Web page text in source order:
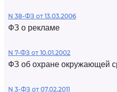
N 38-ФЗ от 13.03.2006
ФЗ о рекламе
N 7-ФЗ от 10.01.2002
ФЗ об охране окружающей
N 3-ФЗ от 07.02.2011